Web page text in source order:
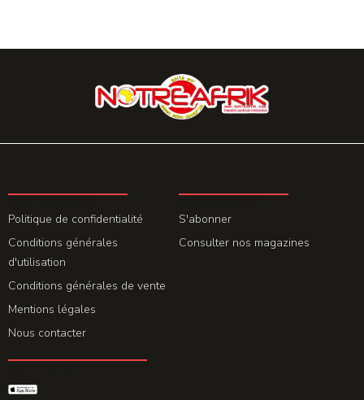
Politique de confidentialité
Conditions générales
d'utilisation
Conditions générales de vente
Mentions légales
Nous contacter
S'abonner
Consulter nos magazines